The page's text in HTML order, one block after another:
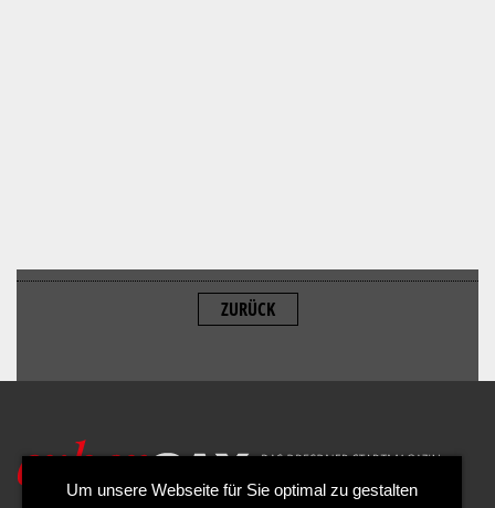
ZURÜCK
Um unsere Webseite für Sie optimal zu gestalten